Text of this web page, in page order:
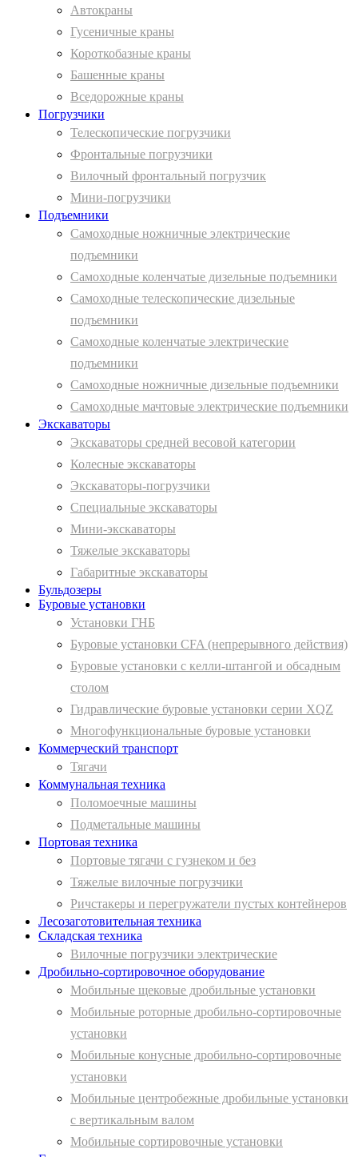
Автокраны
Гусеничные краны
Короткобазные краны
Башенные краны
Вcедорожные краны
Погрузчики
Телескопические погрузчики
Фронтальные погрузчики
Вилочный фронтальный погрузчик
Мини-погрузчики
Подъемники
Самоходные ножничные электрические
подъемники
Самоходные коленчатые дизельные подъемники
Самоходные телескопические дизельные
подъемники
Самоходные коленчатые электрические
подъемники
Самоходные ножничные дизельные подъемники
Самоходные мачтовые электрические подъемники
Экскаваторы
Экскаваторы средней весовой категории
Колесные экскаваторы
Экскаваторы-погрузчики
Специальные экскаваторы
Мини-экскаваторы
Тяжелые экскаваторы
Габаритные экскаваторы
Бульдозеры
Буровые установки
Установки ГНБ
Буровые установки CFA (непрерывного действия)
Буровые установки с келли-штангой и обсадным
столом
Гидравлические буровые установки серии XQZ
Многофункциональные буровые установки
Коммерческий транспорт
Тягачи
Коммунальная техника
Поломоечные машины
Подметальные машины
Портовая техника
Портовые тягачи с гузнеком и без
Тяжелые вилочные погрузчики
Ричстакеры и перегружатели пустых контейнеров
Лесозаготовительная техника
Складская техника
Вилочные погрузчики электрические
Дробильно-сортировочное оборудование
Мобильные щековые дробильные установки
Мобильные роторные дробильно-сортировочные
установки
Мобильные конусные дробильно-сортировочные
установки
Мобильные центробежные дробильные установки
с вертикальным валом
Мобильные сортировочные установки